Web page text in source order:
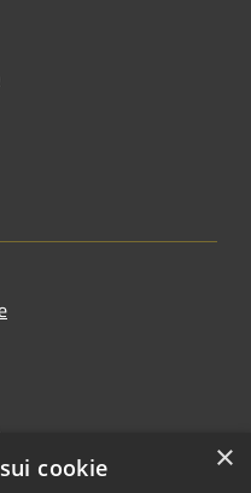
×
cookie